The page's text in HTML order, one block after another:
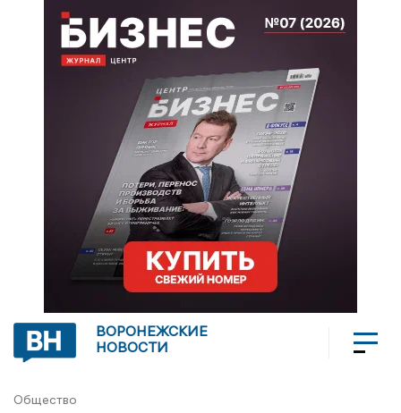
ВОРОНЕЖСКИЕ
НОВОСТИ
Общество